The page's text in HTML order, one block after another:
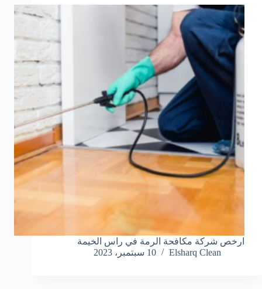
ارخص شركة مكافحة الرمة في راس الخيمة
Elsharq Clean
10 سبتمبر، 2023